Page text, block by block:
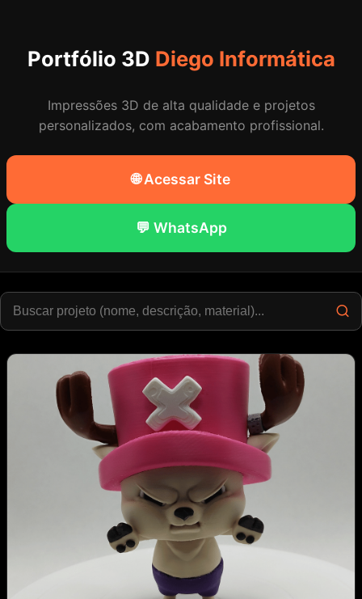
Portfólio 3D Diego Informática
Impressões 3D de alta qualidade e projetos
personalizados, com acabamento profissional.
🌐 Acessar Site
💬 WhatsApp